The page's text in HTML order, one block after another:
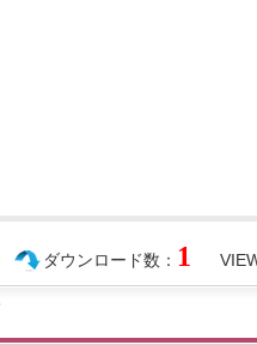
ダウンロード数： 1